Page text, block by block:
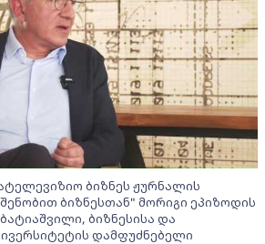
ბიზნეს ჟურნალის
ბიზნესთან" მორიგი ეპიზოდის
ბიზნესისა და
დამფუძნებელი